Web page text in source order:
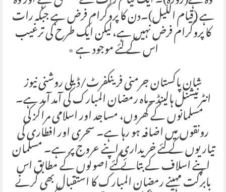
ہے (قیام اللیل)۔دن کا پروگرام فرض ہے جبکہ رات
کا پروگرام فرض نہیں ہے،لیکن ایک طرح کی ترغیب
اس کے لئے موجود ہے ٭
شان پاکستان جرمنی فرینکفرٹ/ڈیلی روشنی نیوز
انٹرنیشنل ہالینڈ۔ماہ رمضان المبارک کی آمد آمد ہے۔
مسلمانوں کے گھروں، مساجد اور اسلامی مراکز کی
رونقوں میں اضافہ ہو رہا ہے۔ سحری اور افطاری کی
تیاریوں کے لئے خریداری اپنے عروج پر ہے۔ مسلمان
اپنے اسلاف کے بتائے گئے اصولوں کے مطابق اس
بابرکت مہینے رمضان المبارک کا استقبال بھی کرنے